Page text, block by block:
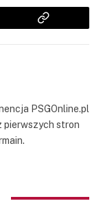
Copy
PSGOnline.pl
pierwszych stron